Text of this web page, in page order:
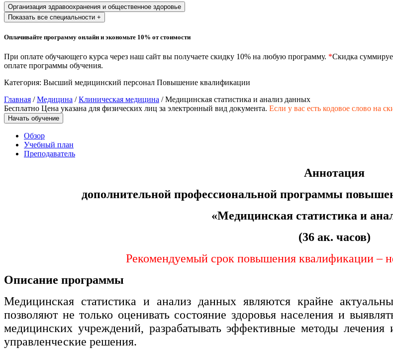
и служащих
История и археология
Техносферная безопасность и ОТ
природообустройство
Допуски
общественного питания в
организации
Управление административно-
хозяйственной деятельностью
Техника-технологии
Организация здравоохранения и общественное здоровье
Показать все специальности +
Оплачивайте программу онлайн и экономьте 10% от стоимости
При оплате обучающего курса через наш сайт вы получаете скидку 10% на любую программу. *Скидка
оплате программы обучения.
Категория: Высший медицинский персонал Повышение квалификации
Главная /Медицина /Клиническая медицина / Медицинская статистика и анализ данных
Бесплатно Цена указана для физических лиц за электронный вид документа. Если у вас есть кодовое слово на
Начать обучение
Обзор
Учебный план
Преподаватель
Аннотация
дополнительной профессиональной программы
«Медицинская статистика и
(36 ак. часов)
Рекомендуемый срок повышения квалификации –
Описание программы
Медицинская статистика и анализ данных являются крайне
позволяют не только оценивать состояние здоровья населения и
медицинских учреждений, разрабатывать эффективные методы
управленческие решения.